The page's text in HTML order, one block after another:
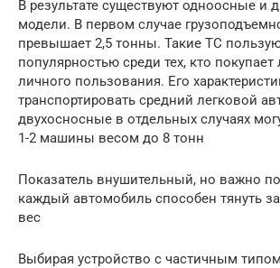
В результате существуют одноосные и
модели. В первом случае
превышает 2,5 тонны. Такие ТС
популярностью среди тех, кто покупает
личного пользования. Его
транспортировать средний легковой
двухосносные в отдельных случаях
1-2 машины весом до 8 тонн
Показатель внушительный, но важно
каждый автомобиль способен тянуть
вес
Выбирая устройство с частичным